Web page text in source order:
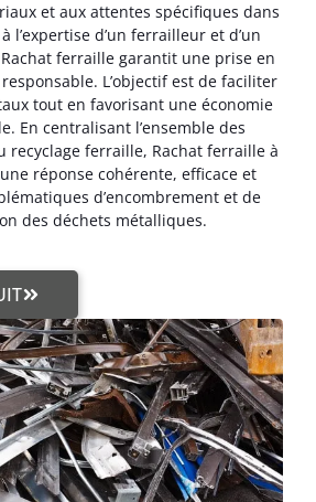
et aux attentes spécifiques dans
l’expertise d’un ferrailleur et d’un
ferraille garantit une prise en
L’objectif est de faciliter
tout en favorisant une économie
En centralisant l’ensemble des
recyclage ferraille, Rachat ferraille à
réponse cohérente, efficace et
d’encombrement et de
des déchets métalliques.